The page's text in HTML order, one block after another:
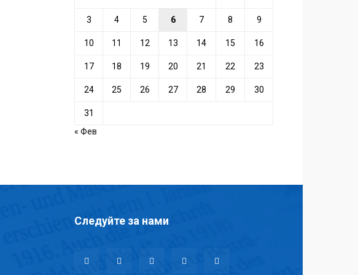
3 4 5 6 7 8 9
10 11 12 13 14 15 16
17 18 19 20 21 22 23
24 25 26 27 28 29 30
31
« Фев
Следуйте за нами